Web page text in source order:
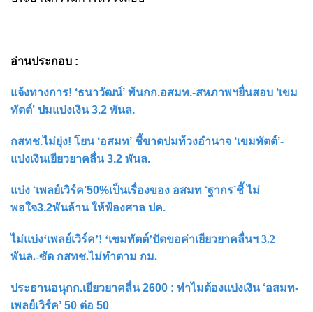
อ่านประกอบ :
แจ้งทางการ! ‘ธนาวัฒน์’ พ้นกก.อสมท.-สหภาพฯยื่นสอบ ‘เขม
ทัตต์’ ปมแบ่งเงิน 3.2 พันล.
กสทช.ไม่ยุ่ง! โยน ‘อสมท’ ชี้ขาดปมท้วงอำนาจ ‘เขมทัตต์’-
แบ่งเงินเยียวยาคลื่น 3.2 พันล.
แบ่ง ‘เพลย์เวิร์ค’50%เป็นเรื่องของ อสมท ‘ฐากร’ชี้ ไม่
พอใจ3.2พันล้าน ให้ฟ้องศาล ปค.
ไม่แบ่ง‘เพลย์เวิร์ค’! ‘เขมทัตต์’ปัดขอค่าเยียวยาคลื่นฯ 3.2
พันล.-ซัด กสทช.ไม่ทำตาม กม.
ประธานอนุกก.เยียวยาคลื่น 2600 : ทำไมต้องแบ่งเงิน ‘อสมท-
เพลย์เวิร์ค’ 50 ต่อ 50